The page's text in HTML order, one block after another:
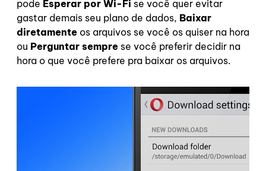
pode Esperar por Wi-Fi se você quer evitar
gastar demais seu plano de dados, Baixar
diretamente os arquivos se você os quiser na hora
ou Perguntar sempre se você preferir decidir na
hora o que você prefere pra baixar os arquivos.